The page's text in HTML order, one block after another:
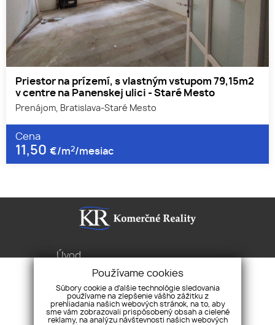
Priestor na prízemí, s vlastným vstupom 79,15m2
v centre na Panenskej ulici - Staré Mesto
Prenájom, Bratislava-Staré Mesto
Cena
11,50 €/m2/mesiac
Úvod
Byty Domy Pozemky
Pravidlá cookies
Ochrana osobných
Používame cookies
Súbory cookie a ďalšie technológie sledovania
používame na zlepšenie vášho zážitku z
prehliadania našich webových stránok, na to, aby
sme vám zobrazovali prispôsobený obsah a cielené
reklamy, na analýzu návštevnosti našich webových